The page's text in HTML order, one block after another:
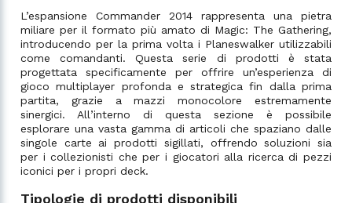
L’espansione Commander 2014 rappresenta una pietra
miliare per il formato più amato di Magic: The Gathering,
introducendo per la prima volta i Planeswalker utilizzabili
come comandanti. Questa serie di prodotti è stata
progettata specificamente per offrire un’esperienza di
gioco multiplayer profonda e strategica fin dalla prima
partita, grazie a mazzi monocolore estremamente
sinergici. All’interno di questa sezione è possibile
esplorare una vasta gamma di articoli che spaziano dalle
singole carte ai prodotti sigillati, offrendo soluzioni sia
per i collezionisti che per i giocatori alla ricerca di pezzi
iconici per i propri deck.
Tipologie di prodotti disponibili